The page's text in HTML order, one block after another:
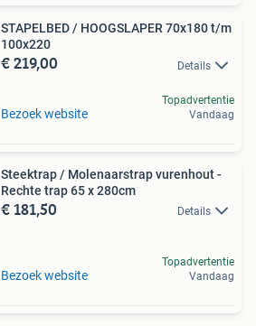
STAPELBED / HOOGSLAPER 70x180 t/m
100x220
€ 219,00 Details
Bezoek website
Topadvertentie
Vandaag
Steektrap / Molenaarstrap vurenhout -
Rechte trap 65 x 280cm
€ 181,50 Details
Bezoek website
Topadvertentie
Vandaag